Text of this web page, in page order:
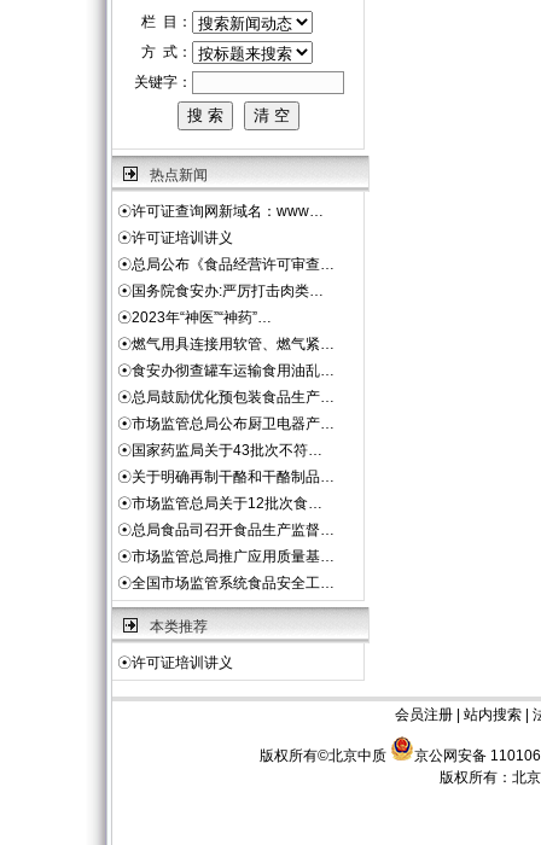
栏 目：
方 式：
关键字：
热点新闻
☉许可证查询网新域名：www…
☉许可证培训讲义
☉总局公布《食品经营许可审查…
☉国务院食安办:严厉打击肉类…
☉2023年“神医”“神药”…
☉燃气用具连接用软管、燃气紧…
☉食安办彻查罐车运输食用油乱…
☉总局鼓励优化预包装食品生产…
☉市场监管总局公布厨卫电器产…
☉国家药监局关于43批次不符…
☉关于明确再制干酪和干酪制品…
☉市场监管总局关于12批次食…
☉总局食品司召开食品生产监督…
☉市场监管总局推广应用质量基…
☉全国市场监管系统食品安全工…
本类推荐
☉许可证培训讲义
会员注册| 站内搜索|
版权所有©北京中质
京公网安备
版权所有： 北